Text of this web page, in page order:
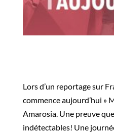
Lors d’un reportage sur
commence aujourd’hui »
Amarosia. Une preuve
indétectables! Une